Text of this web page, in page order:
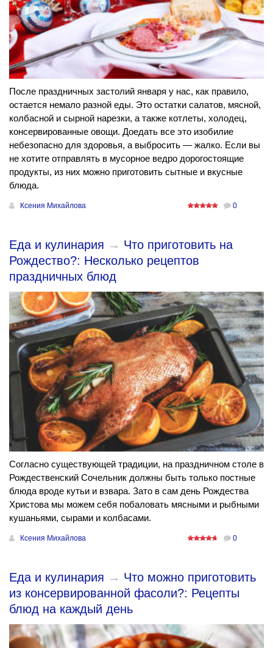
После праздничных застолий января у нас, как правило,
остается немало разной еды. Это остатки салатов, мясной,
колбасной и сырной нарезки, а также котлеты, холодец,
консервированные овощи. Доедать все это изобилие
небезопасно для здоровья, а выбросить — жалко. Если вы
не хотите отправлять в мусорное ведро дорогостоящие
продукты, из них можно приготовить сытные и вкусные
блюда.
Ксения Михайлова 0
Еда и кулинария → Что приготовить на
Рождество?: Несколько рецептов
праздничных блюд
Согласно существующей традиции, на праздничном столе в
Рождественский Сочельник должны быть только постные
блюда вроде кутьи и взвара. Зато в сам день Рождества
Христова мы можем себя побаловать мясными и рыбными
кушаньями, сырами и колбасами.
Ксения Михайлова 0
Еда и кулинария → Что можно приготовить
из консервированной фасоли?: Рецепты
блюд на каждый день